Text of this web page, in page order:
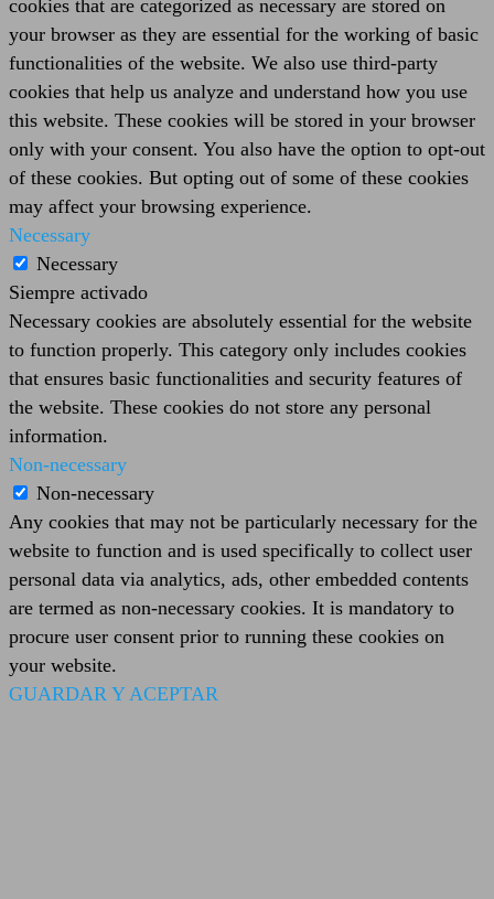
cookies that are categorized as necessary are stored on
your browser as they are essential for the working of basic
functionalities of the website. We also use third-party
cookies that help us analyze and understand how you use
this website. These cookies will be stored in your browser
only with your consent. You also have the option to opt-out
of these cookies. But opting out of some of these cookies
may affect your browsing experience.
Necessary
Necessary
Siempre activado
Necessary cookies are absolutely essential for the website
to function properly. This category only includes cookies
that ensures basic functionalities and security features of
the website. These cookies do not store any personal
information.
Non-necessary
Non-necessary
Any cookies that may not be particularly necessary for the
website to function and is used specifically to collect user
personal data via analytics, ads, other embedded contents
are termed as non-necessary cookies. It is mandatory to
procure user consent prior to running these cookies on
your website.
GUARDAR Y ACEPTAR